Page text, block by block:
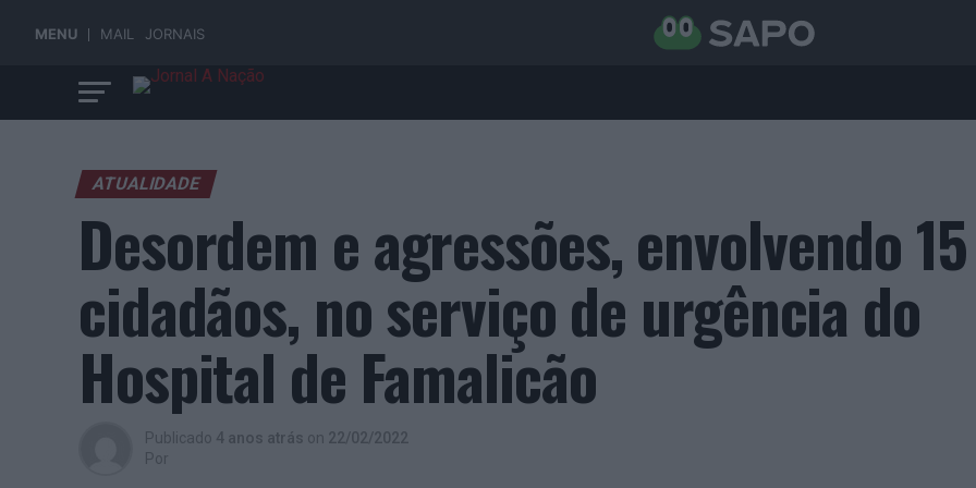
MENU MAIL JORNAIS
ATUALIDADE
Desordem e agressões, envolvendo
cidadãos, no serviço de urgência do
Hospital de Famalicão
Publicado 4 anos atrás on 22/02/2022
Por